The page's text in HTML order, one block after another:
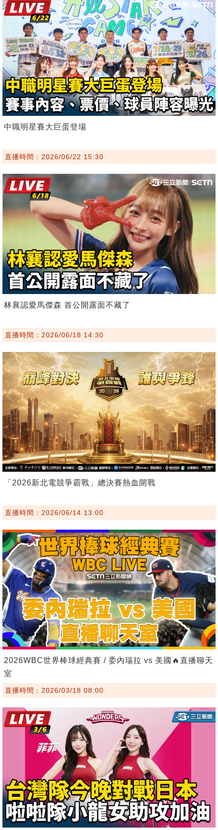
中職明星賽大巨蛋登場
直播時間：2026/06/22 15:30
林襄認愛馬傑森 首公開露面不藏了
直播時間：2026/06/18 14:30
「2026新北電競爭霸戰」總決賽熱血開戰
直播時間：2026/06/14 13:00
2026WBC世界棒球經典賽 / 委內瑞拉 vs 美國🔥直播聊天
室
直播時間：2026/03/18 08:00